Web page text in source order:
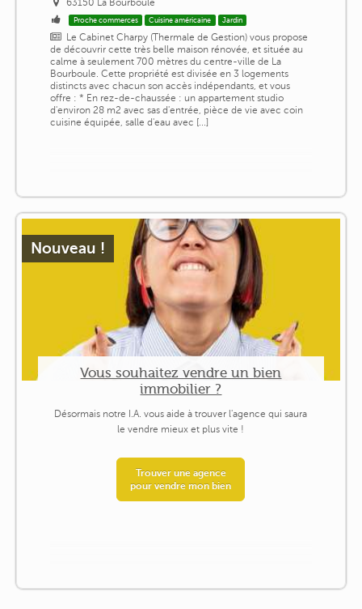
Proche commerces Cuisine américaine Jardin
Le Cabinet Charpy (Thermale de Gestion) vous propose
de découvrir cette très belle maison rénovée, et située au
calme à seulement 700 mètres du centre-ville de La
Bourboule. Cette propriété est divisée en 3 logements
distincts avec chacun son accès indépendants, et vous
offre : * En rez-de-chaussée : un appartement studio
d'environ 28 m2 avec sas d'entrée, pièce de vie avec coin
cuisine équipée, salle d'eau avec [...]
Nouveau !
Vous souhaitez vendre un bien
immobilier ?
Désormais notre I.A. vous aide à trouver l'agence qui saura
le vendre mieux et plus vite !
Trouver une agence
pour vendre mon bien